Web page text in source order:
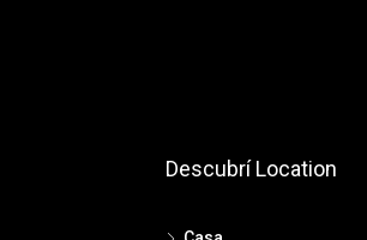
Descubrí Location